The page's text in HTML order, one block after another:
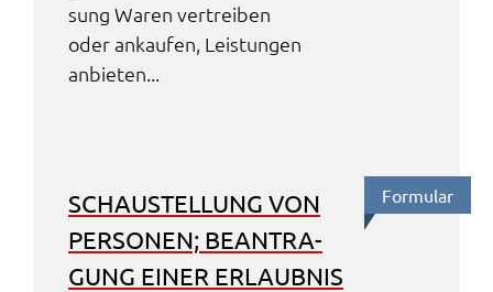
sung Waren vertrei­ben
oder ankau­fen, Leis­tun­gen
anbie­ten...
SCHAU­STEL­LUNG VON
PERSO­NEN; BEAN­TRA­
GUNG EINER ERLAUB­NIS
Formu­lar